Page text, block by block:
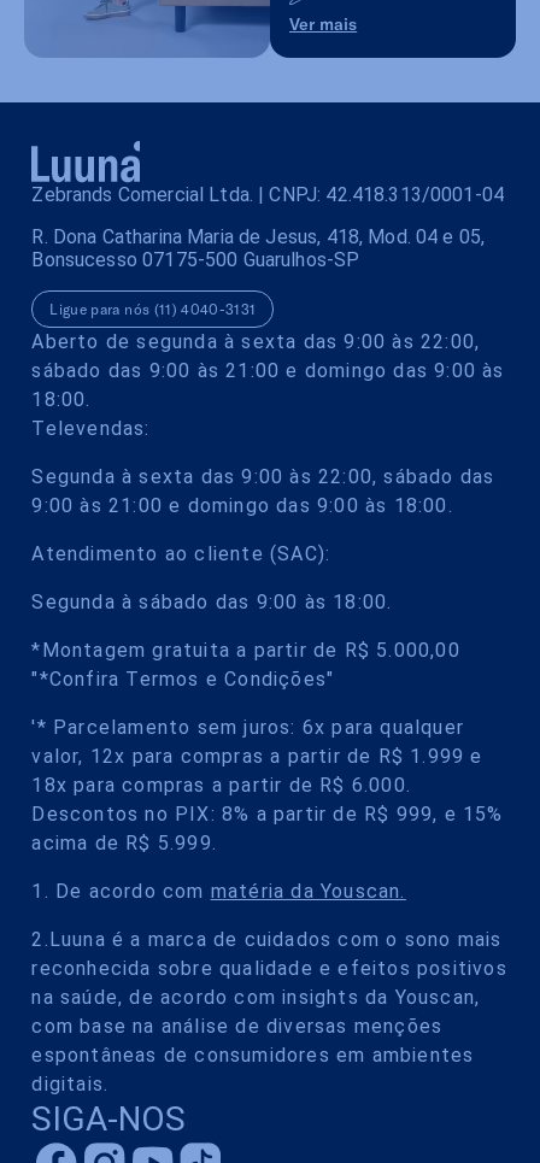
Ver mais
Zebrands Comercial Ltda. | CNPJ: 42.418.313/0001-04
R. Dona Catharina Maria de Jesus, 418, Mod. 04 e 05,
Bonsucesso 07175-500 Guarulhos-SP
Ligue para nós (11) 4040-3131
Aberto de segunda à sexta das 9:00 às 22:00,
sábado das 9:00 às 21:00 e domingo das 9:00 às
18:00.
Televendas:
Segunda à sexta das 9:00 às 22:00, sábado das
9:00 às 21:00 e domingo das 9:00 às 18:00.
Atendimento ao cliente (SAC):
Segunda à sábado das 9:00 às 18:00.
*Montagem gratuita a partir de R$ 5.000,00
"*Confira Termos e Condições"
'* Parcelamento sem juros: 6x para qualquer
valor, 12x para compras a partir de R$ 1.999 e
18x para compras a partir de R$ 6.000.
Descontos no PIX: 8% a partir de R$ 999, e 15%
acima de R$ 5.999.
1. De acordo com matéria da Youscan.
2.Luuna é a marca de cuidados com o sono mais
reconhecida sobre qualidade e efeitos positivos
na saúde, de acordo com insights da Youscan,
com base na análise de diversas menções
espontâneas de consumidores em ambientes
digitais.
SIGA-NOS